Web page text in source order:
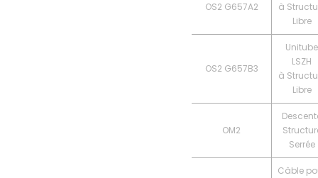
OS2 G657A2
à
Libre
OS2 G657B3
Unitube
LSZH
à
Libre
OM2
Serrée
Câble